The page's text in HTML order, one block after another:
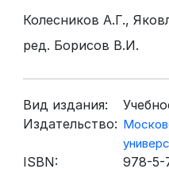
Колесников А.Г.,
ред. Борисов В.И.
Вид издания:
Издательство:
ISBN: 978-5-